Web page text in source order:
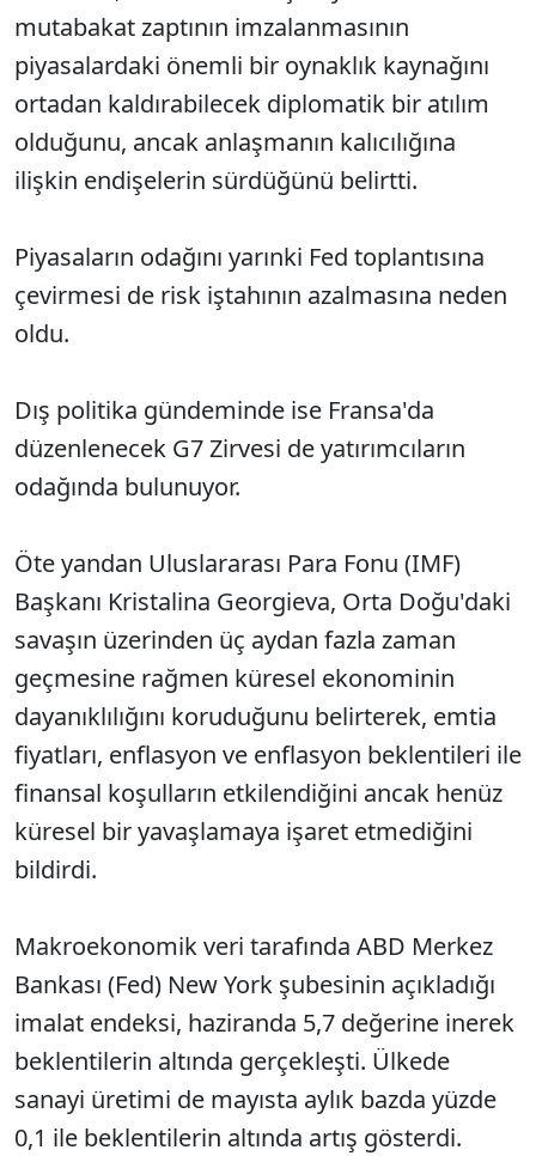
mutabakat zaptının imzalanmasının
piyasalardaki önemli bir oynaklık kaynağını
ortadan kaldırabilecek diplomatik bir atılım
olduğunu, ancak anlaşmanın kalıcılığına
ilişkin endişelerin sürdüğünü belirtti.
Piyasaların odağını yarınki Fed toplantısına
çevirmesi de risk iştahının azalmasına neden
oldu.
Dış politika gündeminde ise Fransa'da
düzenlenecek G7 Zirvesi de yatırımcıların
odağında bulunuyor.
Öte yandan Uluslararası Para Fonu (IMF)
Başkanı Kristalina Georgieva, Orta Doğu'daki
savaşın üzerinden üç aydan fazla zaman
geçmesine rağmen küresel ekonominin
dayanıklılığını koruduğunu belirterek, emtia
fiyatları, enflasyon ve enflasyon beklentileri ile
finansal koşulların etkilendiğini ancak henüz
küresel bir yavaşlamaya işaret etmediğini
bildirdi.
Makroekonomik veri tarafında ABD Merkez
Bankası (Fed) New York şubesinin açıkladığı
imalat endeksi, haziranda 5,7 değerine inerek
beklentilerin altında gerçekleşti. Ülkede
sanayi üretimi de mayısta aylık bazda yüzde
0,1 ile beklentilerin altında artış gösterdi.